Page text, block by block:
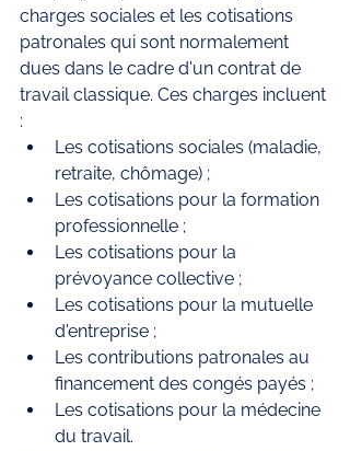
charges sociales et les cotisations
patronales qui sont normalement
dues dans le cadre d'un contrat de
travail classique. Ces charges incluent
:
Les cotisations sociales (maladie,
retraite, chômage) ;
Les cotisations pour la formation
professionnelle ;
Les cotisations pour la
prévoyance collective ;
Les cotisations pour la mutuelle
d'entreprise ;
Les contributions patronales au
financement des congés payés ;
Les cotisations pour la médecine
du travail.